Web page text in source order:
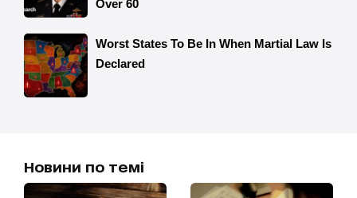
Новини по темі